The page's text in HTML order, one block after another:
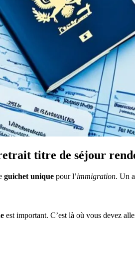
titre de séjour
guichet unique pour l’immigration. Un
est important. C’est là où vous devez